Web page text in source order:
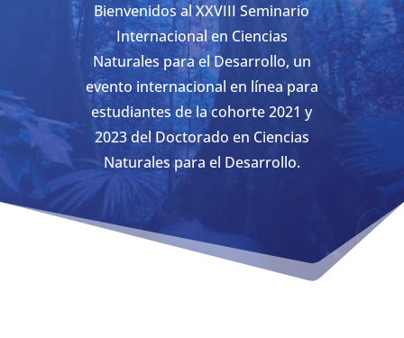
Bienvenidos al XXVIII Seminario
Internacional en Ciencias
Naturales para el Desarrollo, un
evento internacional en línea para
estudiantes de la cohorte 2021 y
2023 del Doctorado en Ciencias
Naturales para el Desarrollo.